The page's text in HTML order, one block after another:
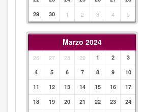
29
30 1 2 3 4 5
Marzo 2024
26 27 28 29 1 2
3
4
5 6 7 8 9
10
11
12 13 14 15 16
17
18
19 20 21 22 23
24